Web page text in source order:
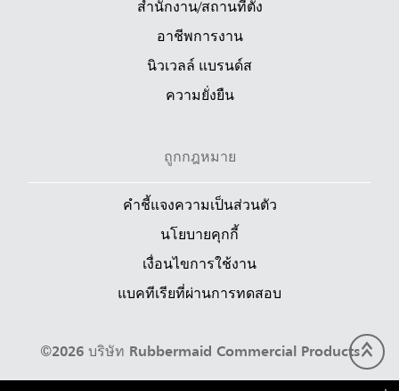
สำนักงาน/สถานที่ตั้ง
อาชีพการงาน
นิวเวลล์ แบรนด์ส
ความยั่งยืน
ถูกกฎหมาย
คำชี้แจงความเป็นส่วนตัว
นโยบายคุกกี้
เงื่อนไขการใช้งาน
แบคทีเรียที่ผ่านการทดสอบ
©2026 บริษัท Rubbermaid Commercial Products